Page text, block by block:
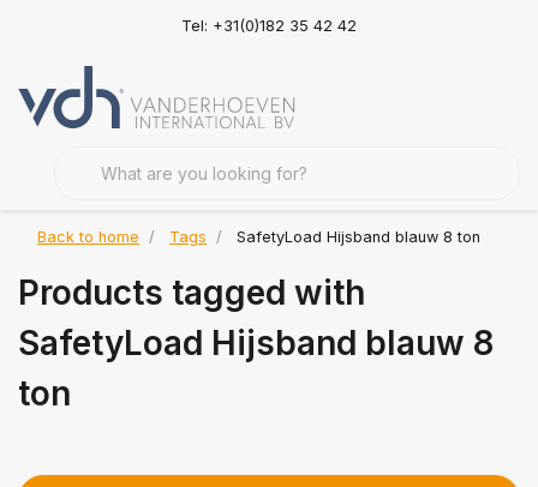
Tel: +31(0)182 35 42 42
Back to home Tags SafetyLoad Hijsband blauw 8 ton
Products tagged with
SafetyLoad Hijsband blauw 8
ton